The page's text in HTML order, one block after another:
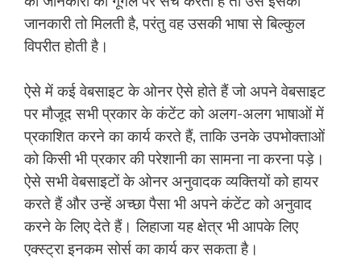
जानकारी तो मिलती है, परंतु वह उसकी भाषा से बिल्कुल
विपरीत होती है।
ऐसे में कई वेबसाइट के ओनर ऐसे होते हैं जो अपने वेबसाइट
पर मौजूद सभी प्रकार के कंटेंट को अलग-अलग भाषाओं में
प्रकाशित करने का कार्य करते हैं, ताकि उनके उपभोक्ताओं
को किसी भी प्रकार की परेशानी का सामना ना करना पड़े।
ऐसे सभी वेबसाइटों के ओनर अनुवादक व्यक्तियों को हायर
करते हैं और उन्हें अच्छा पैसा भी अपने कंटेंट को अनुवाद
करने के लिए देते हैं। लिहाजा यह क्षेत्र भी आपके लिए
एक्स्ट्रा इनकम सोर्स का कार्य कर सकता है।